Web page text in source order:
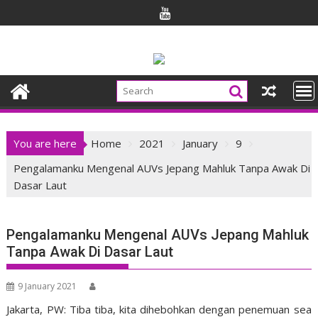
to
You are here Home 2021 January
9
Pengalamanku Mengenal AUVs Jepang Mahluk Tanpa Awak Di
Dasar Laut
Pengalamanku Mengenal AUVs Jepang Mahluk
Tanpa Awak Di Dasar Laut
9 January 2021
Jakarta, PW: Tiba tiba, kita dihebohkan dengan penemuan sea